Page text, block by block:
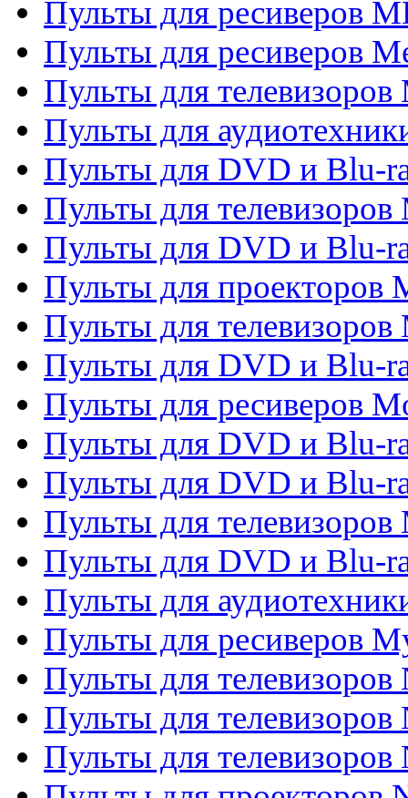
Пульты для ресиверов
Пульты для ресиверов
Пульты для телевизоров
Пульты для
Пульты для DVD и Blu-
Пульты для
Пульты для DVD и Blu-
Пульты для проекторов
Пульты для
Пульты для DVD и Blu-
Пульты для ресиверов
Пульты для DVD и Blu-
Пульты для DVD и Blu-
Пульты для телевизоров
Пульты для DVD и Blu-
Пульты для
Пульты для ресиверов
Пульты для телевизоров
Пульты для телевизоров
Пульты для телевизоров